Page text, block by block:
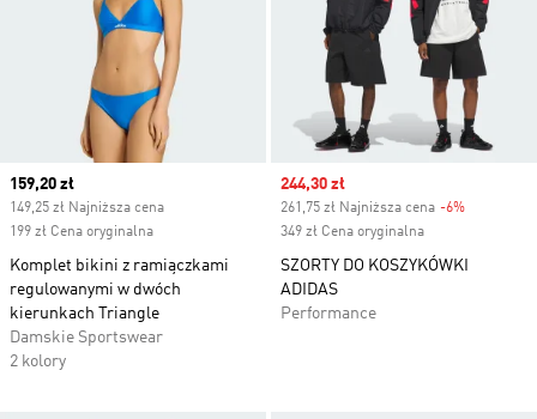
Current price
159,20 zł
149,25 zł Najniższa cena
199 zł Cena oryginalna
Komplet bikini z ramiączkami
regulowanymi w dwóch
kierunkach Triangle
Damskie Sportswear
2 kolory
Sale price
244,30 zł
261,75 zł Najniższa cena -6%
349 zł Cena oryginalna
SZORTY DO KOSZYKÓWKI
ADIDAS
Performance